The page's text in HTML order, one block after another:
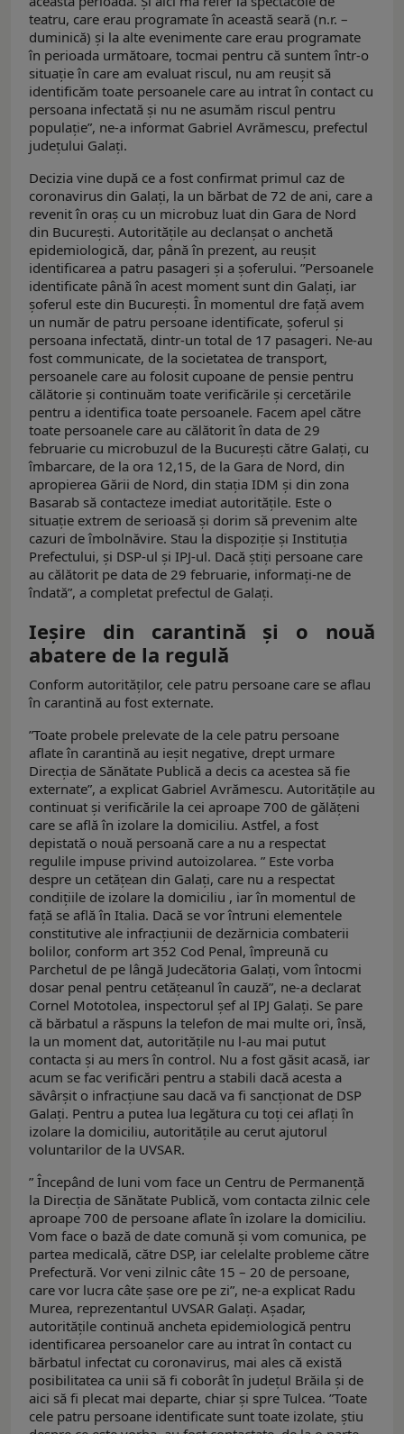
teatru, care erau programate în această seară (n.r. –
duminică) și la alte evenimente care erau programate
în perioada următoare, tocmai pentru că suntem într-o
situație în care am evaluat riscul, nu am reușit să
identificăm toate persoanele care au intrat în contact cu
persoana infectată și nu ne asumăm riscul pentru
populație”, ne-a informat Gabriel Avrămescu, prefectul
județului Galați.
Decizia vine după ce a fost confirmat primul caz de
coronavirus din Galați, la un bărbat de 72 de ani, care a
revenit în oraș cu un microbuz luat din Gara de Nord
din București. Autoritățile au declanșat o anchetă
epidemiologică, dar, până în prezent, au reușit
identificarea a patru pasageri și a șoferului. ”Persoanele
identificate până în acest moment sunt din Galați, iar
șoferul este din București. În momentul dre față avem
un număr de patru persoane identificate, șoferul și
persoana infectată, dintr-un total de 17 pasageri. Ne-au
fost communicate, de la societatea de transport,
persoanele care au folosit cupoane de pensie pentru
călătorie și continuăm toate verificările și cercetările
pentru a identifica toate persoanele. Facem apel către
toate persoanele care au călătorit în data de 29
februarie cu microbuzul de la București către Galați, cu
îmbarcare, de la ora 12,15, de la Gara de Nord, din
apropierea Gării de Nord, din stația IDM și din zona
Basarab să contacteze imediat autoritățile. Este o
situație extrem de serioasă și dorim să prevenim alte
cazuri de îmbolnăvire. Stau la dispoziție și Instituția
Prefectului, și DSP-ul și IPJ-ul. Dacă știți persoane care
au călătorit pe data de 29 februarie, informați-ne de
îndată”, a completat prefectul de Galați.
Ieșire din carantină și o nouă
abatere de la regulă
Conform autorităților, cele patru persoane care se aflau
în carantină au fost externate.
”Toate probele prelevate de la cele patru persoane
aflate în carantină au ieșit negative, drept urmare
Direcția de Sănătate Publică a decis ca acestea să fie
externate”, a explicat Gabriel Avrămescu. Autoritățile au
continuat și verificările la cei aproape 700 de gălățeni
care se află în izolare la domiciliu. Astfel, a fost
depistată o nouă persoană care a nu a respectat
regulile impuse privind autoizolarea. ” Este vorba
despre un cetățean din Galați, care nu a respectat
condițiile de izolare la domiciliu , iar în momentul de
față se află în Italia. Dacă se vor întruni elementele
constitutive ale infracțiunii de dezărnicia combaterii
bolilor, conform art 352 Cod Penal, împreună cu
Parchetul de pe lângă Judecătoria Galați, vom întocmi
dosar penal pentru cetățeanul în cauză”, ne-a declarat
Cornel Mototolea, inspectorul șef al IPJ Galați. Se pare
că bărbatul a răspuns la telefon de mai multe ori, însă,
la un moment dat, autoritățile nu l-au mai putut
contacta și au mers în control. Nu a fost găsit acasă, iar
acum se fac verificări pentru a stabili dacă acesta a
săvârșit o infracțiune sau dacă va fi sancționat de DSP
Galați. Pentru a putea lua legătura cu toți cei aflați în
izolare la domiciliu, autoritățile au cerut ajutorul
voluntarilor de la UVSAR.
” Începând de luni vom face un Centru de Permanență
la Direcția de Sănătate Publică, vom contacta zilnic cele
aproape 700 de persoane aflate în izolare la domiciliu.
Vom face o bază de date comună și vom comunica, pe
partea medicală, către DSP, iar celelalte probleme către
Prefectură. Vor veni zilnic câte 15 – 20 de persoane,
care vor lucra câte șase ore pe zi”, ne-a explicat Radu
Murea, reprezentantul UVSAR Galați. Așadar,
autoritățile continuă ancheta epidemiologică pentru
identificarea persoanelor care au intrat în contact cu
bărbatul infectat cu coronavirus, mai ales că există
posibilitatea ca unii să fi coborât în județul Brăila și de
aici să fi plecat mai departe, chiar și spre Tulcea. ”Toate
cele patru persoane identificate sunt toate izolate, știu